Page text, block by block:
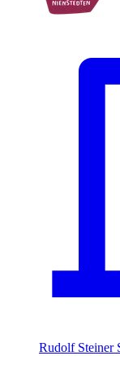
Rudolf Steiner